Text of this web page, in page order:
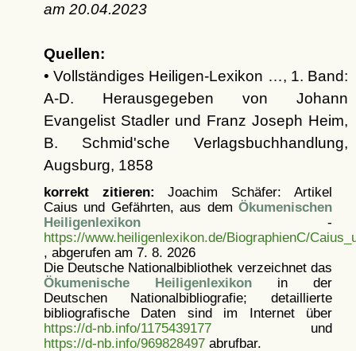
am 20.04.2023
Quellen:
• Vollständiges Heiligen-Lexikon …, 1. Band:
A-D. Herausgegeben von Johann
Evangelist Stadler und Franz Joseph Heim,
B. Schmid'sche Verlagsbuchhandlung,
Augsburg, 1858
korrekt zitieren: Joachim Schäfer: Artikel
Caius und Gefährten, aus dem Ökumenischen
Heiligenlexikon-
https://www.heiligenlexikon.de/BiographienC/
, abgerufen am 7. 8. 2026
Die Deutsche Nationalbibliothek verzeichnet das
Ökumenische Heiligenlexikonin der
Deutschen Nationalbibliografie; detaillierte
bibliografische Daten sind im Internet über
https://d-nb.info/1175439177und
https://d-nb.info/969828497abrufbar.